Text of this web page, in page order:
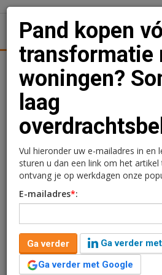
Juridisch | Fiscaal
Pand kopen vóór
transformatie
woningen?
laag
Aad Rozendal
11 januari
9 jaar geleden aangepast
4
Als een pand wordt gekocht om
Pand kopen
transformatie
woningen?
laag
Vul hieronder uw e-mailadres in en
sturen u dan een link om het
ontvang je op werkdagen onze
E-mailadres*:
Ga verder
Ga verder
Ga verder met Google